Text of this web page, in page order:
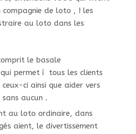
compagnie de loto , ! les
au loto dans les
le basale
permet í tous les clients
ceux-ci ainsi que aider vers
aucun .
au loto ordinaire, dans
aient, le divertissement